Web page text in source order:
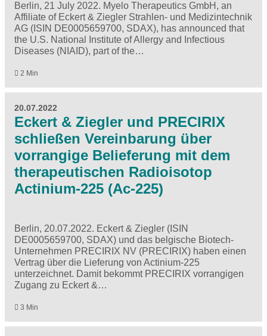
Berlin, 21 July 2022. Myelo Therapeutics GmbH, an
Affiliate of Eckert & Ziegler Strahlen- und Medizintechnik
AG (ISIN DE0005659700, SDAX), has announced that
the U.S. National Institute of Allergy and Infectious
Diseases (NIAID), part of the…
2 Min
20.07.2022
Eckert & Ziegler und PRECIRIX
schließen Vereinbarung über
vorrangige Belieferung mit dem
therapeutischen Radioisotop
Actinium-225 (Ac-225)
Berlin, 20.07.2022. Eckert & Ziegler (ISIN
DE0005659700, SDAX) und das belgische Biotech-
Unternehmen PRECIRIX NV (PRECIRIX) haben einen
Vertrag über die Lieferung von Actinium-225
unterzeichnet. Damit bekommt PRECIRIX vorrangigen
Zugang zu Eckert &…
3 Min